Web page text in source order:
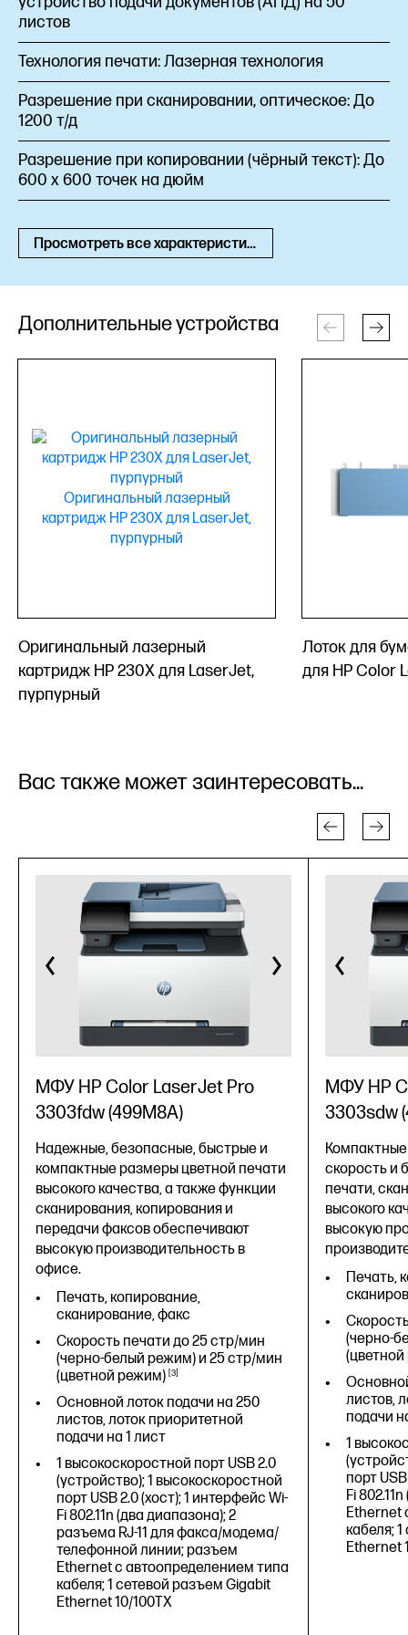
листов
Технология печати:Лазерная технология
Разрешение при сканировании, оптическое:До
1200 т/д
Разрешение при копировании (чёрный текст):До
600 х 600 точек на дюйм
Просмотреть все характеристики
Дополнительные устройства
Оригинальный лазерный
картридж HP 230X для LaserJet,
пурпурный
Лоток для
для HP Color
Вас также может заинтересовать...
МФУ HP Color LaserJet Pro
3303fdw (499M8A)
Надежные, безопасные, быстрые и
компактные размеры цветной печати
высокого качества, а также функции
сканирования, копирования и
передачи факсов обеспечивают
высокую производительность в
офисе.
Печать, копирование,
сканирование, факс
Скорость печати до 25 стр/мин
(черно-белый режим) и 25 стр/мин
(цветной режим) 3
Основной лоток подачи на 250
листов, лоток приоритетной
подачи на 1 лист
1 высокоскоростной порт USB 2.0
(устройство); 1 высокоскоростной
порт USB 2.0 (хост); 1 интерфейс Wi-
Fi 802.11n (два диапазона); 2
разъема RJ-11 для факса/модема/
телефонной линии; разъем
Ethernet с автоопределением типа
кабеля; 1 сетевой разъем Gigabit
Ethernet 10/100TX
МФУ HP
3303sdw
скорость и
печати,
высокого
высокую
Печать,
(черно-
(цветной
листов,
подачи
1
порт
Fi
Ethernet
кабеля;
Ethernet